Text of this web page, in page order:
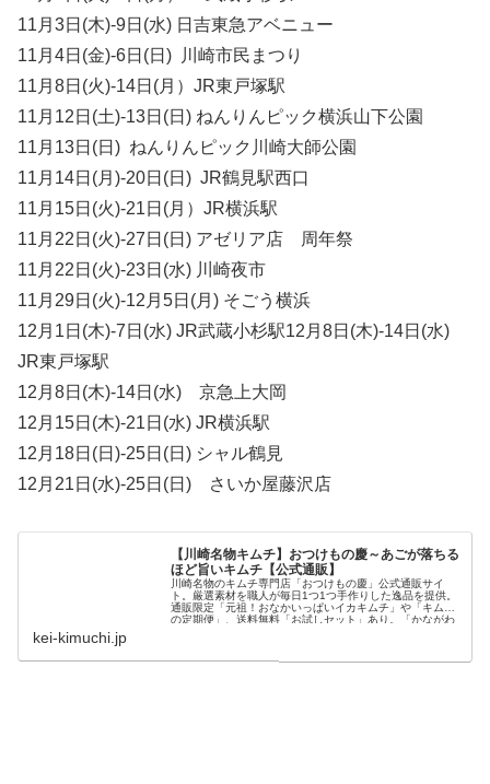
11月3日(木)-9日(水) 日吉東急アベニュー
11月4日(金)-6日(日) 川崎市民まつり
11月8日(火)-14日(月）JR東戸塚駅
11月12日(土)-13日(日) ねんりんピック横浜山下公園
11月13日(日) ねんりんピック川崎大師公園
11月14日(月)-20日(日) JR鶴見駅西口
11月15日(火)-21日(月）JR横浜駅
11月22日(火)-27日(日) アゼリア店 周年祭
11月22日(火)-23日(水) 川崎夜市
11月29日(火)-12月5日(月) そごう横浜
12月1日(木)-7日(水) JR武蔵小杉駅12月8日(木)-14日(水)
JR東戸塚駅
12月8日(木)-14日(水) 京急上大岡
12月15日(木)-21日(水) JR横浜駅
12月18日(日)-25日(日) シャル鶴見
12月21日(水)-25日(日) さいか屋藤沢店
【川崎名物キムチ】おつけもの慶～あごが落ちる
ほど旨いキムチ【公式通販】
川崎名物のキムチ専門店「おつけもの慶」公式通販サイ
ト。厳選素材を職人が毎日1つ1つ手作りした逸品を提供。
通販限定「元祖！おなかいっぱいイカキムチ」や「キムチ
の定期便」、送料無料「お試しセット」あり。「かながわ
kei-kimuchi.jp